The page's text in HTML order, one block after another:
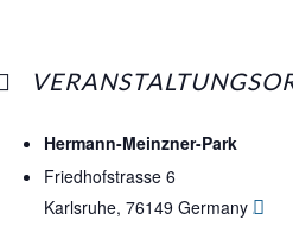
Hermann-Meinzner-Park
Friedhofstrasse 6
Karlsruhe, 76149 Germany